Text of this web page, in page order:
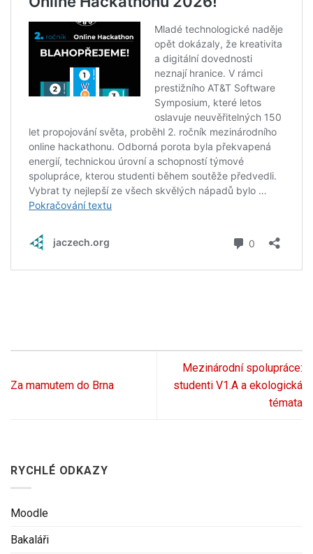
Za mamutem do Brna
Mezinárodní spolupráce:
studenti V1.A a ekologická
témata
RYCHLÉ ODKAZY
Moodle
Bakaláři